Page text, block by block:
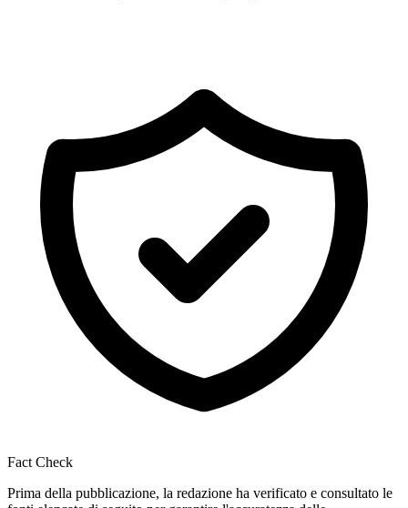
Fact Check
Prima della pubblicazione, la redazione ha verificato e consultato le